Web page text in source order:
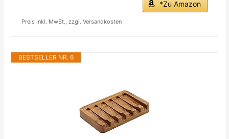
*Zu Amazon
Preis inkl. MwSt., zzgl. Versandkosten
BESTSELLER NR. 6